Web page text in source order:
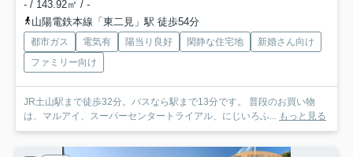
- / 143.92㎡ / -
山陽電鉄本線「東二見」駅 徒歩54分
都市ガス 電気有 陽当り良好 閑静な住宅地
新婚さん向け
ファミリー向け
JR土山駅まで徒歩32分。バスなら駅まで13分です。 普段のお買い物
は、マルアイ、スーパーセンタートライアル、にじいろふ... もっと見る